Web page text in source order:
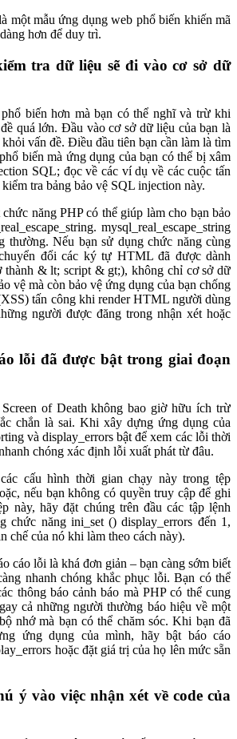
một mẫu ứng dụng web phổ biến khiến mã
hơn để duy trì.
tra dữ liệu sẽ đi vào cơ sở dữ
biến hơn mà bạn có thể nghĩ và trừ khi
quá lớn. Đầu vào cơ sở dữ liệu của bạn là
vấn đề. Điều đầu tiên bạn cần làm là tìm
biến mà ứng dụng của bạn có thể bị xâm
SQL; đọc về các ví dụ về các cuộc tấn
tra bảng bảo vệ SQL injection này.
năng PHP có thể giúp làm cho bạn bảo
mysql_real_escape_string
thường. Nếu bạn sử dụng chức năng cùng
đổi các ký tự HTML đã được dành
thành & lt; script & gt;), không chỉ cơ sở dữ
vệ mà còn bảo vệ ứng dụng của bạn chống
tấn công khi render HTML người dùng
người được đăng trong nhận xét hoặc
lỗi đã được bật trong giai đoạn
of Death không bao giờ hữu ích trừ
chắn là sai. Khi xây dựng ứng dụng của
và display_errors bật để xem các lỗi thời
chóng xác định lỗi xuất phát từ đâu.
cấu hình thời gian chạy này trong tệp
nếu bạn không có quyền truy cập để ghi
này, hãy đặt chúng trên đầu các tập lệnh
chức năng ini_set () display_errors đến 1,
chế của nó khi làm theo cách này).
cáo lỗi là khá đơn giản – bạn càng sớm biết
nhanh chóng khắc phục lỗi. Bạn có thể
thông báo cảnh báo mà PHP có thể cung
cả những người thường báo hiệu về một
nhớ mà bạn có thể chăm sóc. Khi bạn đã
ứng dụng của mình, hãy bật báo cáo
hoặc đặt giá trị của họ lên mức sẵn
ý vào việc nhận xét về code của